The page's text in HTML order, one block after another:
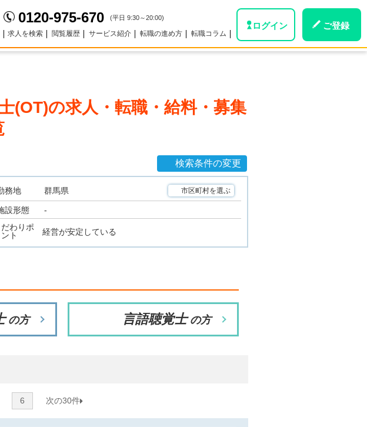
0120-975-670 (平日 9:30～20:00)
求人を検索 閲覧履歴 サービス紹介 転職の進め方 転職コラム
ログイン ご登録
(OT)の求人・転職・給料・募集
検索条件の変更
務地 群馬県 市区町村を選ぶ
設形態 -
だわりポ
ト
経営が安定している
の方 言語聴覚士 の方
6 次の30件